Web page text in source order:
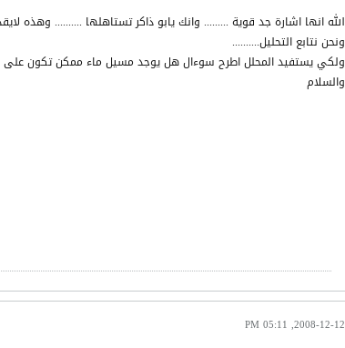
الله انها اشارة جد قوية ......... وانك يابو ذاكر تستاهلها .......... وهذه
ونحن نتابع التحليل..........
ولكي يستفيد المحلل اطرح سوءال هل يوجد مسيل ماء ممكن تكون على
والسلام
2008-12-12, 05:11 PM